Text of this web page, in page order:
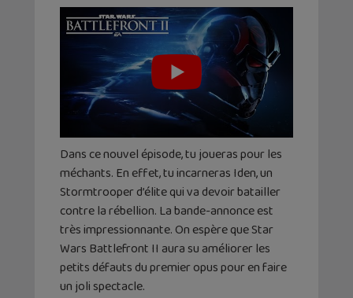
Dans ce nouvel épisode, tu joueras pour les
méchants. En effet, tu incarneras Iden, un
Stormtrooper d’élite qui va devoir batailler
contre la rébellion. La bande-annonce est
très impressionnante. On espère que Star
Wars Battlefront II aura su améliorer les
petits défauts du premier opus pour en faire
un joli spectacle.